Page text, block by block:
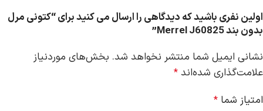
اولین نفری باشید که دیدگاهی را ارسال می کنید برای “کتونی مرل
بدون بند Merrel J60825”
نشانی ایمیل شما منتشر نخواهد شد. بخش‌های موردنیاز
علامت‌گذاری شده‌اند *
امتیاز شما *